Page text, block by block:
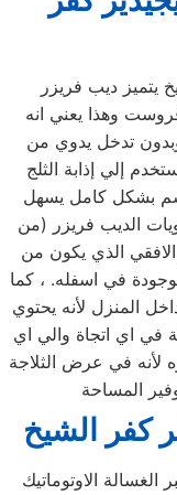
وهذا يعني انه
وبدون تدخل يدوي من
إلي إذابة الثلج
بشكل كامل يسهل
الديب فريزر (من
الذي يكون من
في اسفله. ، كما
المنزل لأنه يحتوي
اي اتجاة والي اي
لأنه في عرض الثلاجة
كفر الشيخ